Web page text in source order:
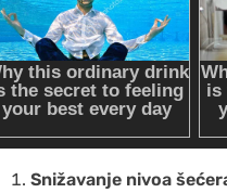
Snižavanje nivoa